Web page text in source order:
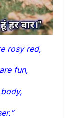
rosy red,
fun,